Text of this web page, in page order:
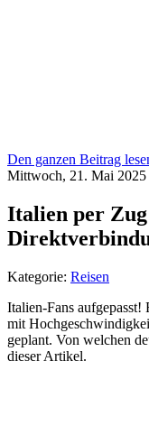
Den ganzen Beitrag
Mittwoch, 21. Mai 2025
Italien per
Kategorie: Reisen
Italien-Fans
mit
geplant. Von welchen
dieser Artikel.